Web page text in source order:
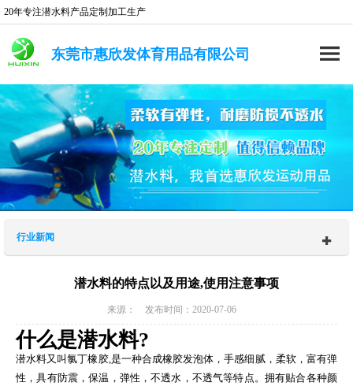
20年专注潜水料产品定制加工生产
东莞市惠欣发体育用品有限公司
行业新闻
潜水料的特点以及用途,使用注意事项
来源： 发布时间：2020-07-06
什么是潜水料?
潜水料又叫氯丁橡胶,是一种合成橡胶发泡体，手感细腻，柔软，富有弹
性，具有防震，保温，弹性，不透水，不透气等特点。拥有贴合各种颜